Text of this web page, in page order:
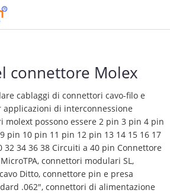
connettore Molex
cablaggi di connettori cavo-filo e
applicazioni di interconnessione
molext possono essere 2 pin 3 pin 4 pin
pin 10 pin 11 pin 12 pin 13 14 15 16 17
32 34 36 38 Circuiti a 40 pin Connettore
connettori modulari SL,
Ditto, connettore pin e presa
.062", connettori di alimentazione